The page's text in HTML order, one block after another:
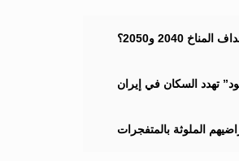
2040 و2050؟
تهدد السكان في إيران
الملوثة بالمتفجرات